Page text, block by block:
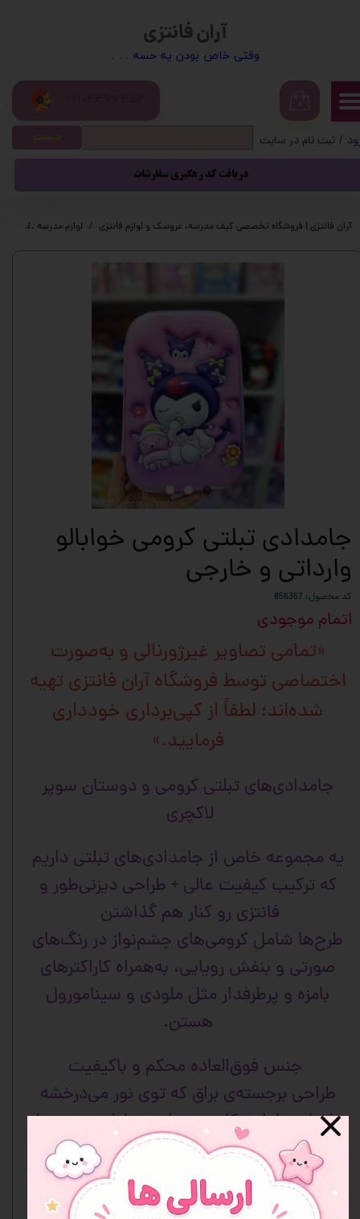
آران فانتزی
​​وقتی خاص بودن یه حسه . . .
/ ثبت نام در سایت
سفارشات
خروج از حساب کاربری
دریافت کد رهگیری سفارشات
جستجو
آران فانتزی | فروشگاه تخصصی کیف مدرسه، عروسک و لوازم فانتزی لوازم مدرسه
جامدادی تبلتی کرومی خوابالو
وارداتی و خارجی
کد محصول: 856357
اتمام موجودی
«تمامی تصاویر غیرژورنالی و به‌صورت
اختصاصی توسط فروشگاه آران فانتزی تهیه
شده‌اند؛ لطفاً از کپی‌برداری خودداری
فرمایید.»
جامدادی‌های تبلتی کرومی و دوستان سوپر
لاکچری
یه مجموعه خاص از جامدادی‌های تبلتی داریم
که ترکیب کیفیت عالی + طراحی دیزنی‌طور و
فانتزی رو کنار هم گذاشتن
طرح‌ها شامل کرومی‌های چشم‌نواز در رنگ‌های
صورتی و بنفش رویایی، به‌همراه کاراکترهای
بامزه و پرطرفدار مثل ملودی و سینامورول
هستن.
جنس فوق‌العاده محکم و باکیفیت
طراحی برجسته‌ی براق که توی نور می‌درخشه
فضای جادار و کاربردی برای وسایل مدرسه یا
لوازم‌التحریر
مناسب برای هدیه و سورپرایز کردن آدمای
خاص